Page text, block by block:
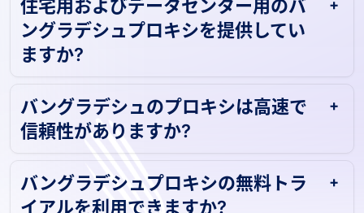
住宅用およびデータセンター用のバ
ングラデシュプロキシを提供してい
ますか?
バングラデシュのプロキシは高速で
信頼性がありますか?
バングラデシュプロキシの無料トラ